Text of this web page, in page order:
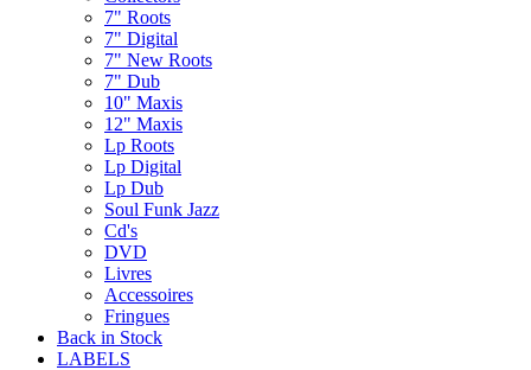
7" Roots
7" Digital
7" New Roots
7" Dub
10" Maxis
12" Maxis
Lp Roots
Lp Digital
Lp Dub
Soul Funk Jazz
Cd's
DVD
Livres
Accessoires
Fringues
Back in Stock
LABELS